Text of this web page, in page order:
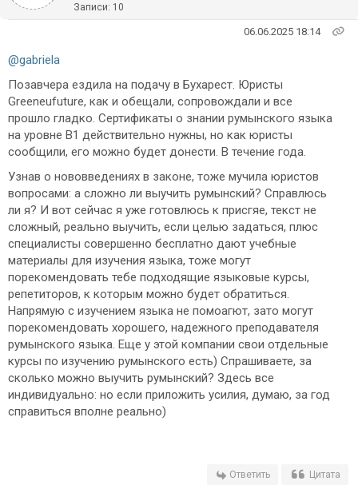
Записи: 10
06.06.2025 18:14
@gabriela
Позавчера ездила на подачу в Бухарест. Юристы
Greeneufuture, как и обещали, сопровождали и все
прошло гладко. Сертификаты о знании румынского языка
на уровне B1 действительно нужны, но как юристы
сообщили, его можно будет донести. В течение года.
Узнав о нововведениях в законе, тоже мучила юристов
вопросами: а сложно ли выучить румынский? Справлюсь
ли я? И вот сейчас я уже готовлюсь к присгяе, текст не
сложный, реально выучить, если целью задаться, плюс
специалисты совершенно бесплатно дают учебные
материалы для изучения языка, тоже могут
порекомендовать тебе подходящие языковые курсы,
репетиторов, к которым можно будет обратиться.
Напрямую с изучением языка не помоагют, зато могут
порекомендовать хорошего, надежного преподавателя
румынского языка. Еще у этой компании свои отдельные
курсы по изучению румынского есть) Спрашиваете, за
сколько можно выучить румынский? Здесь все
индивидуально: но если приложить усилия, думаю, за год
справиться вполне реально)
Ответить Цитата